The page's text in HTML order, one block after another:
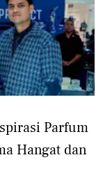
Parfum
Hangat dan